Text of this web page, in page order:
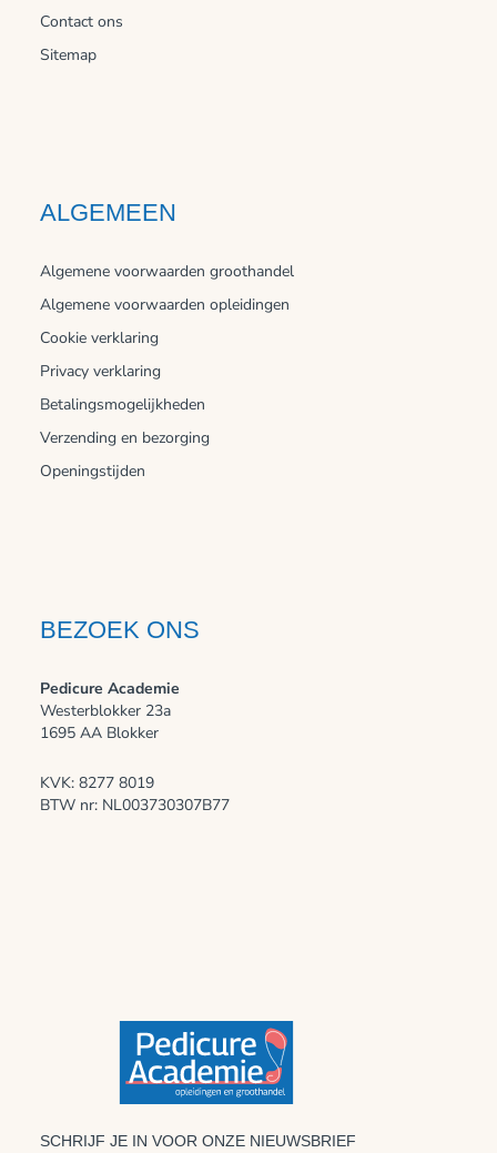
Contact ons
Sitemap
ALGEMEEN
Algemene voorwaarden groothandel
Algemene voorwaarden opleidingen
Cookie verklaring
Privacy verklaring
Betalingsmogelijkheden
Verzending en bezorging
Openingstijden
BEZOEK ONS
Pedicure Academie
Westerblokker 23a
1695 AA Blokker
KVK: 8277 8019
BTW nr: NL003730307B77
SCHRIJF JE IN VOOR ONZE NIEUWSBRIEF